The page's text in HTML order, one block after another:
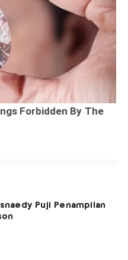
Puji Penampilan